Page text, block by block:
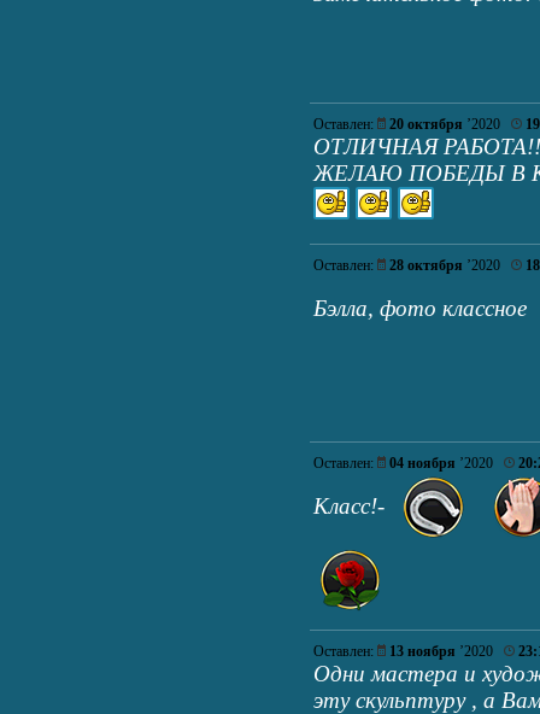
Оставлен: 20 октября ’2020
ОТЛИЧНАЯ
ЖЕЛАЮ ПОБЕДЫ В
Оставлен: 28 октября ’2020
Бэлла, фото классное
Оставлен: 04 ноября ’2020
Класс!-
Оставлен: 13 ноября ’2020
Одни мастера и
эту скульптуру , а